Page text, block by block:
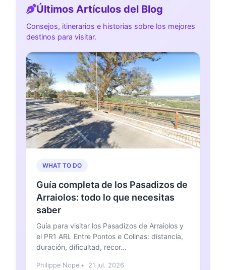
Últimos Artículos del Blog
Consejos, itinerarios e historias sobre los mejores
destinos para visitar.
WHAT TO DO
Guía completa de los Pasadizos de
Arraiolos: todo lo que necesitas
saber
Guía para visitar los Pasadizos de Arraiolos y
el PR1 ARL Entre Pontos e Colinas: distancia,
duración, dificultad, recor...
Philippe Nopel 21 jul. 2026